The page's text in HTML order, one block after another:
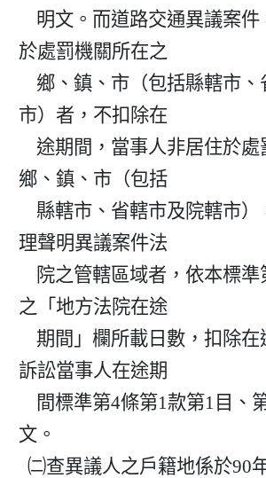
於處罰機關所在之
市）者，不扣除在
鄉、鎮、市（包括
理聲明異議案件法
之「地方法院在途
    期間」欄所載日數，扣除在途期間，法院
訴訟當事人在途期
文。
  ㈡查異議人之戶籍地係於90年11月28日遷